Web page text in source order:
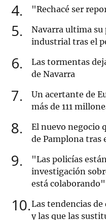
4 "Rechacé ser
5
Navarra ultima su
industrial tras el
6
Las tormentas
de Navarra
7
Un acertante de
más de 111
8
El nuevo negocio
de Pamplona tras
9
"Las policías
investigación
está colaborando"
10 Las tendencias de
y las que las